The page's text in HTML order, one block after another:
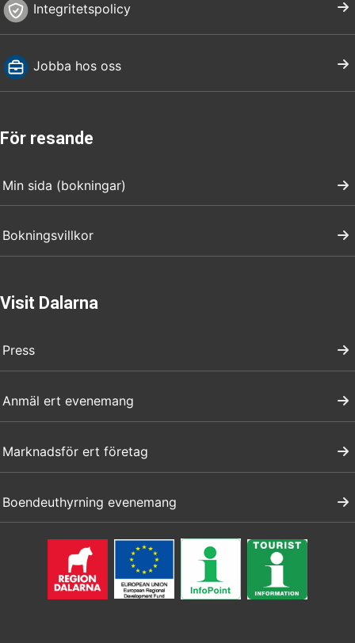
Integritetspolicy
Jobba hos oss
För resande
Min sida (bokningar)
Bokningsvillkor
Visit Dalarna
Press
Anmäl ert evenemang
Marknadsför ert företag
Boendeuthyrning evenemang